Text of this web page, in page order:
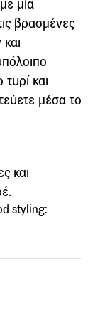
μία
βρασμένες
και
μέσα το
και
styling: